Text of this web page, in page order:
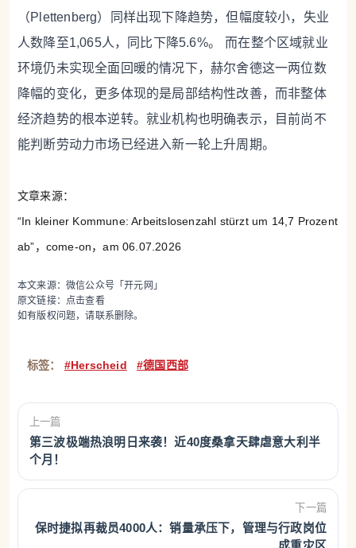
（Plettenberg）同样出现下降趋势，但幅度较小，失业
人数降至1,065人，同比下降5.6%。
而在整个区域就业
环境仍未实现全面回暖的情况下，赫尔舍德这一两位数
降幅的变化，更多体现的是局部结构性改善，而非整体
经济趋势的根本逆转。就业机构也明确表示，目前尚不
能判断劳动力市场已经进入新一轮上升周期。
文章来源：
“In kleiner Kommune: Arbeitslosenzahl stürzt um 14,7 Prozent
ab”，come-on，am 06.07.2026
本文来源：微信公众号「开元网」
原文链接： 点击查看
如有版权问题，请联系删除。
标签： #Herscheid #德国西部
上一篇
第三波极端热浪明日来袭！近40度桑拿天肆虐意大利半
个月！
下一篇
保时捷拟再裁员4000人：销量承压下，管理与行政岗位